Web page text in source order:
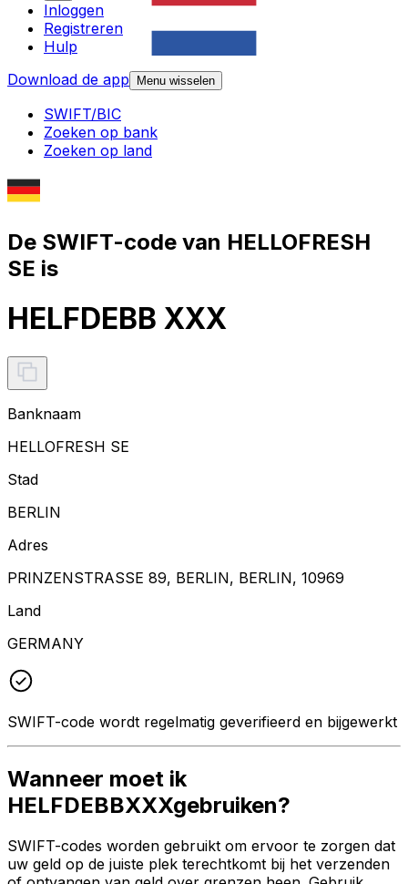
Inloggen
Registreren
Hulp
Download de app
Menu wisselen
SWIFT/BIC
Zoeken op bank
Zoeken op land
De SWIFT-code van HELLOFRESH
SE is
HELFDEBB XXX
Banknaam
HELLOFRESH SE
Stad
BERLIN
Adres
PRINZENSTRASSE 89, BERLIN, BERLIN, 10969
Land
GERMANY
SWIFT-code wordt regelmatig geverifieerd en bijgewerkt
Wanneer moet ik
HELFDEBBXXXgebruiken?
SWIFT-codes worden gebruikt om ervoor te zorgen dat
uw geld op de juiste plek terechtkomt bij het verzenden